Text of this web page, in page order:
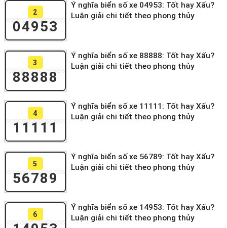
2
04953
Ý nghĩa biển số xe 04953: Tốt hay Xấu?
Luận giải chi tiết theo phong thủy
3
88888
Ý nghĩa biển số xe 88888: Tốt hay Xấu?
Luận giải chi tiết theo phong thủy
4
11111
Ý nghĩa biển số xe 11111: Tốt hay Xấu?
Luận giải chi tiết theo phong thủy
5
56789
Ý nghĩa biển số xe 56789: Tốt hay Xấu?
Luận giải chi tiết theo phong thủy
6
Ý nghĩa biển số xe 14953: Tốt hay Xấu?
Luận giải chi tiết theo phong thủy